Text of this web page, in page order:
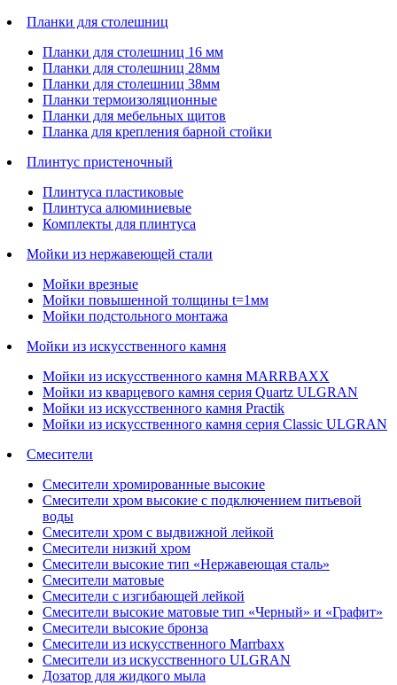
Планки для столешниц
Планки для столешниц 16 мм
Планки для столешниц 28мм
Планки для столешниц 38мм
Планки термоизоляционные
Планки для мебельных щитов
Планка для крепления барной стойки
Плинтус пристеночный
Плинтуса пластиковые
Плинтуса алюминиевые
Комплекты для плинтуса
Мойки из нержавеющей стали
Мойки врезные
Мойки повышенной толщины t=1мм
Мойки подстольного монтажа
Мойки из искусственного камня
Мойки из искусственного камня MARRBAXX
Мойки из кварцевого камня серия Quartz ULGRAN
Мойки из искусственного камня Practik
Мойки из искусственного камня серия Classic ULGRAN
Смесители
Смесители хромированные высокие
Смесители хром высокие с подключением питьевой
воды
Смесители хром с выдвижной лейкой
Смесители низкий хром
Смесители высокие тип «Нержавеющая сталь»
Смесители матовые
Смесители с изгибающей лейкой
Смесители высокие матовые тип «Черный» и «Графит»
Смесители высокие бронза
Смесители из искусственного Marrbaxx
Смесители из искусственного ULGRAN
Дозатор для жидкого мыла